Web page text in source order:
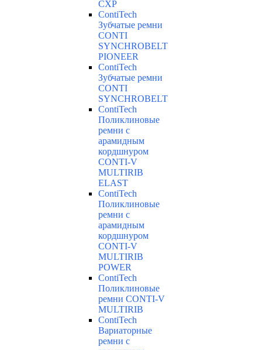
CXP
ContiTech
Зубчатые ремни
CONTI
SYNCHROBELT
PIONEER
ContiTech
Зубчатые ремни
CONTI
SYNCHROBELT
ContiTech
Поликлиновые
ремни с
арамидным
кордшнуром
CONTI-V
MULTIRIB
ELAST
ContiTech
Поликлиновые
ремни с
арамидным
кордшнуром
CONTI-V
MULTIRIB
POWER
ContiTech
Поликлиновые
ремни CONTI-V
MULTIRIB
ContiTech
Вариаторные
ремни с